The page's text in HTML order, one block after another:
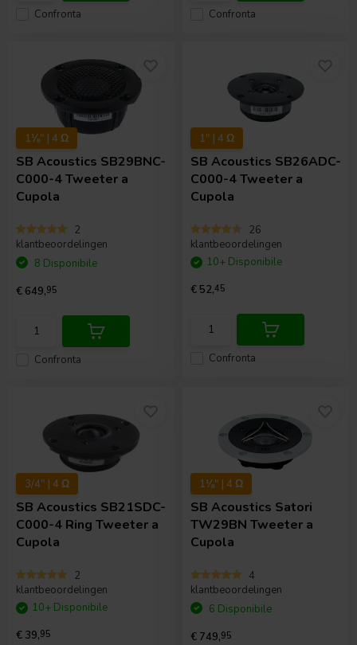
Confronta Confronta
1⅛" | 4 Ω
SB Acoustics SB29BNC-
C000-4 Tweeter a
Cupola
2
klantbeoordelingen
Confronta
8 Disponibile
€ 649,95
1" | 4 Ω
SB Acoustics SB26ADC-
C000-4 Tweeter a
Cupola
26
klantbeoordelingen
Confronta
10+ Disponibile
€ 52,45
3/4" | 4 Ω
SB Acoustics SB21SDC-
C000-4 Ring Tweeter a
Cupola
2
klantbeoordelingen
10+ Disponibile
€ 39,95
1⅛" | 4 Ω
SB Acoustics Satori
TW29BN Tweeter a
Cupola
4
klantbeoordelingen
6 Disponibile
€ 749,95